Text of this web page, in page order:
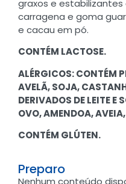
graxos e
carragena e goma
e cacau em pó.
CONTÉM LACTOSE.
ALÉRGICOS: CONTÉM
AVELÃ, SOJA,
DERIVADOS DE LEITE E
OVO, AMENDOA,
CONTÉM GLÚTEN.
Preparo
Nenhum conteúdo